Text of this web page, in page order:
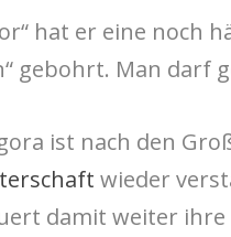
hat er eine noch
gebohrt. Man darf
ist nach den
wieder
damit weiter ihre